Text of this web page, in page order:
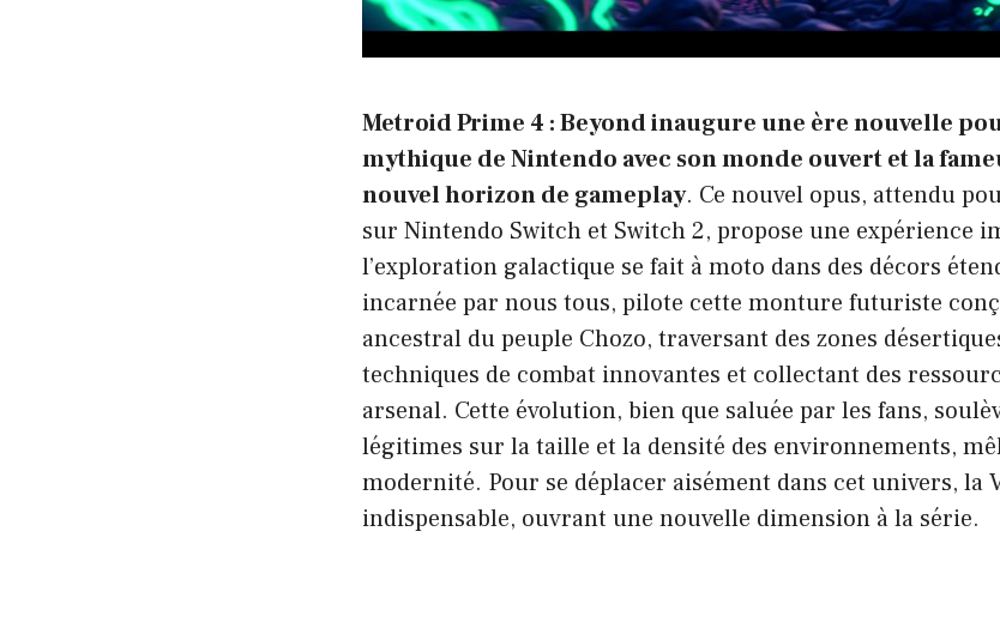
Metroid Prime 4 : Beyond inaugure une ère nouvelle
mythique de Nintendo avec son monde ouvert et la
nouvel horizon de gameplay. Ce nouvel opus, attendu
sur Nintendo Switch et Switch 2, propose une expérience
l’exploration galactique se fait à moto dans des décors
incarnée par nous tous, pilote cette monture futuriste
ancestral du peuple Chozo, traversant des zones
techniques de combat innovantes et collectant des
arsenal. Cette évolution, bien que saluée par les fans,
légitimes sur la taille et la densité des environnements,
modernité. Pour se déplacer aisément dans cet univers, la
indispensable, ouvrant une nouvelle dimension à la série.